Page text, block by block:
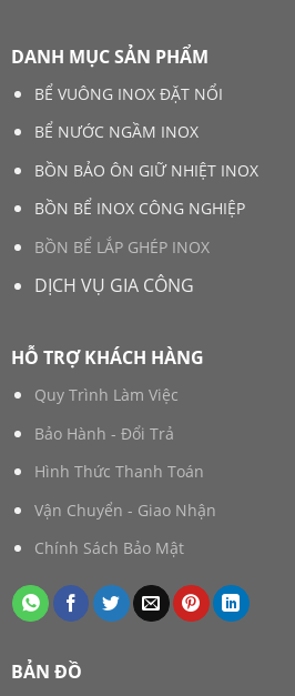
DANH MỤC SẢN PHẨM
BỂ VUÔNG INOX ĐẶT NỔI
BỂ NƯỚC NGẦM INOX
BỒN BẢO ÔN GIỮ NHIỆT INOX
BỒN BỂ INOX CÔNG NGHIỆP
BỒN BỂ LẮP GHÉP INOX
DỊCH VỤ GIA CÔNG
HỖ TRỢ KHÁCH HÀNG
Quy Trình Làm Việc
Bảo Hành - Đổi Trả
Hình Thức Thanh Toán
Vận Chuyển - Giao Nhận
Chính Sách Bảo Mật
BẢN ĐỒ